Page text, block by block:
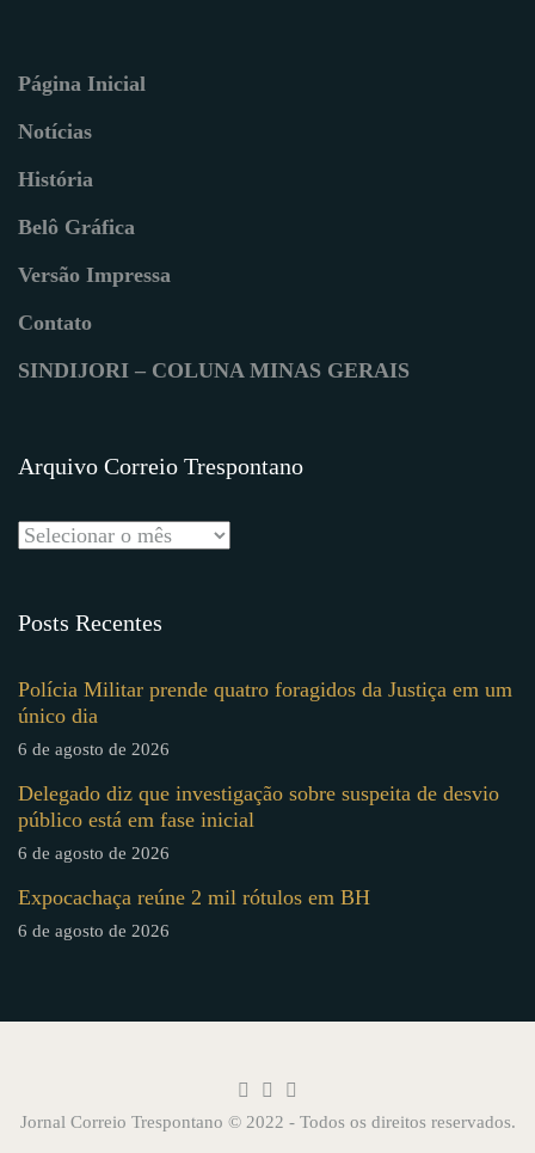
Página Inicial
Notícias
História
Belô Gráfica
Versão Impressa
Contato
SINDIJORI – COLUNA MINAS GERAIS
Arquivo Correio Trespontano
Posts Recentes
Polícia Militar prende quatro foragidos da Justiça em um
único dia
6 de agosto de 2026
Delegado diz que investigação sobre suspeita de desvio
público está em fase inicial
6 de agosto de 2026
Expocachaça reúne 2 mil rótulos em BH
6 de agosto de 2026
Jornal Correio Trespontano © 2022 - Todos os direitos reservados.